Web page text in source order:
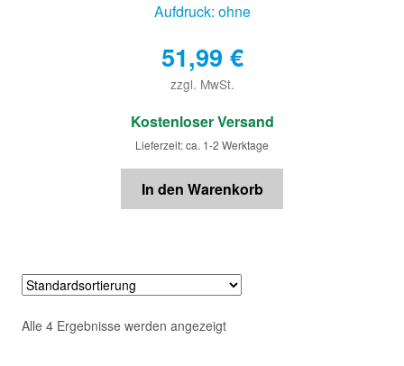
Aufdruck: ohne
51,99 €
zzgl. MwSt.
€
Kostenloser Versand
Lieferzeit: ca. 1-2 Werktage
In den Warenkorb
Alle 4 Ergebnisse werden angezeigt